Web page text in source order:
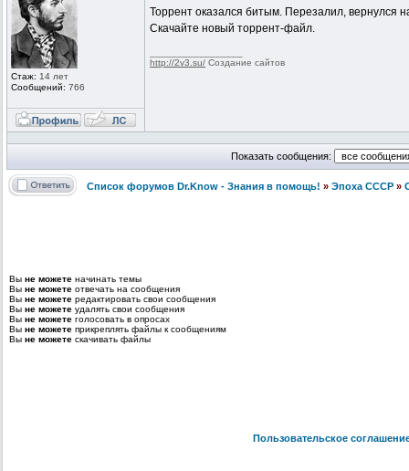
Стаж: 14 лет
Сообщений: 766
Торрент оказался битым. Перезалил, вернулся
Скачайте новый торрент-файл.
http://2v3.su/ Создание сайтов
Показать сообщения:
Список форумов Dr.Know - Знания в помощь! » Эпоха СССР »
Вы не можете начинать темы
Вы не можете отвечать на сообщения
Вы не можете редактировать свои сообщения
Вы не можете удалять свои сообщения
Вы не можете голосовать в опросах
Вы не можете прикреплять файлы к сообщениям
Вы не можете скачивать файлы
Пользовательское